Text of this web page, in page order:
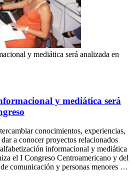
y mediática será analizada en
y mediática será
conocimientos, experiencias,
a conocer proyectos relacionados
informacional y mediática
el I Congreso Centroamericano y del
comunicación y personas menores …